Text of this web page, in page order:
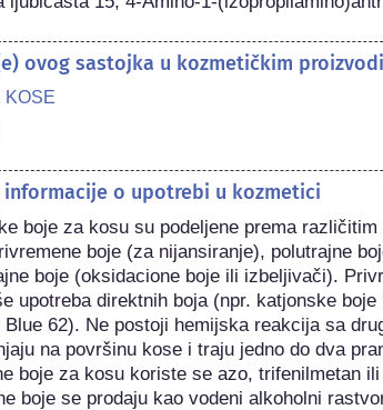
ovog sastojka u kozmetičkim
KOSE
informacije o upotrebi u kozmetici
boje za kosu su podeljene prema
boje (za nijansiranje), polutrajne
boje (oksidacione boje ili izbeljivači).
upotreba direktnih boja (npr. katjonske
Blue 62). Ne postoji hemijska reakcija sa
na površinu kose i traju jedno do dva
boje za kosu koriste se azo, trifenilmetan
boje se prodaju kao vodeni alkoholni